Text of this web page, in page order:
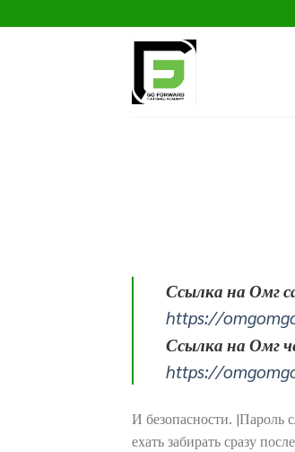
to
Ссылка на Омг
https://
Ссылка на Омг
https://
И безопасности. |Пароль
ехать забирать сразу